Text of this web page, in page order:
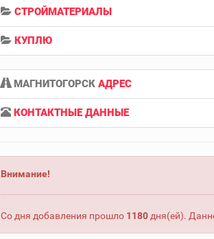
СТРОЙМАТЕРИАЛЫ
КУПЛЮ
МАГНИТОГОРСК АДРЕС
КОНТАКТНЫЕ ДАННЫЕ
Внимание!
Со дня добавления прошло 1180 дня(ей).